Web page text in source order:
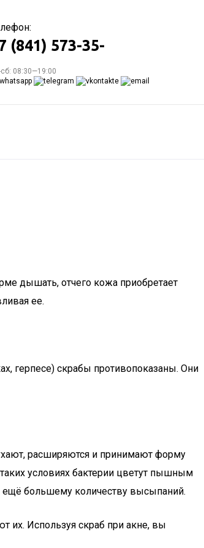
(841) 573-35-
сб: 08:30—19:00
дышать, отчего кожа приобретает
ее.
герпесе) скрабы противопоказаны. Они
расширяются и принимают форму
условиях бактерии цветут пышным
ещё большему количеству высыпаний.
их. Используя скраб при акне, вы